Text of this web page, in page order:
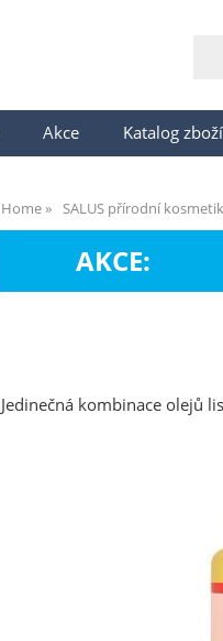
Akce Katalog zboží
Home SALUS přírodní
AKCE:
Jedinečná kombinace olejů